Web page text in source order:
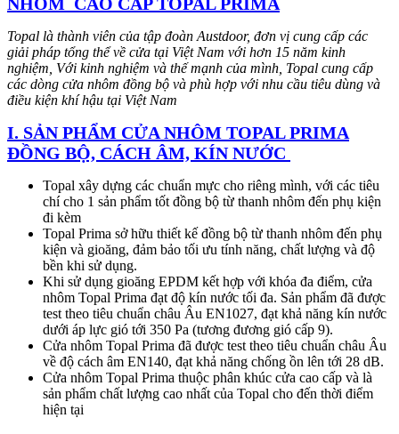
Topal là thành viên của tập đoàn Austdoor, đơn vị cung cấp các
giải pháp tổng thể về cửa tại Việt Nam với hơn 15 năm kinh
nghiệm, Với kinh nghiệm và thế mạnh của mình, Topal cung cấp
các dòng cửa nhôm đồng bộ và phù hợp với nhu cầu tiêu dùng và
điều kiện khí hậu tại Việt Nam
I. SẢN PHẨM CỬA NHÔM TOPAL PRIMA
ĐỒNG BỘ, CÁCH ÂM, KÍN NƯỚC
Topal xây dựng các chuẩn mực cho riêng mình, với các tiêu
chí cho 1 sản phẩm tốt đồng bộ từ thanh nhôm đến phụ kiện
đi kèm
Topal Prima sở hữu thiết kế đồng bộ từ thanh nhôm đến phụ
kiện và gioăng, đảm bảo tối ưu tính năng, chất lượng và độ
bền khi sử dụng.
Khi sử dụng gioăng EPDM kết hợp với khóa đa điểm, cửa
nhôm Topal Prima đạt độ kín nước tối đa. Sản phẩm đã được
test theo tiêu chuẩn châu Âu EN1027, đạt khả năng kín nước
dưới áp lực gió tới 350 Pa (tương đương gió cấp 9).
Cửa nhôm Topal Prima đã được test theo tiêu chuẩn châu Âu
về độ cách âm EN140, đạt khả năng chống ồn lên tới 28 dB.
Cửa nhôm Topal Prima thuộc phân khúc cửa cao cấp và là
sản phẩm chất lượng cao nhất của Topal cho đến thời điểm
hiện tại